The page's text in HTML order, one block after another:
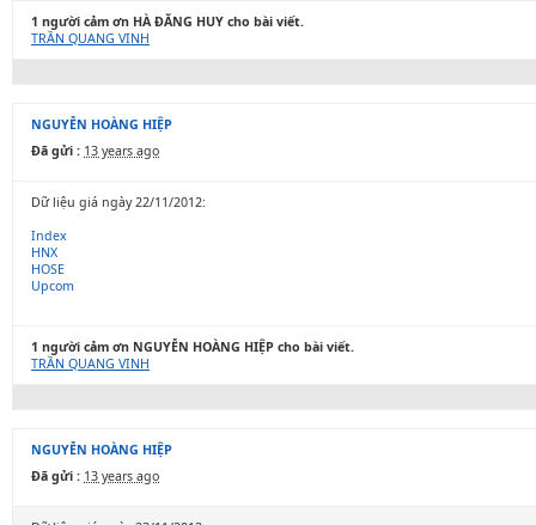
1 người cảm ơn HÀ ĐĂNG HUY cho bài viết.
TRẦN QUANG VINH
NGUYỄN HOÀNG HIỆP
Đã gửi : 13 years ago
Dữ liệu giá ngày 22/11/2012:
Index
HNX
HOSE
Upcom
1 người cảm ơn NGUYỄN HOÀNG HIỆP cho bài viết.
TRẦN QUANG VINH
NGUYỄN HOÀNG HIỆP
Đã gửi : 13 years ago